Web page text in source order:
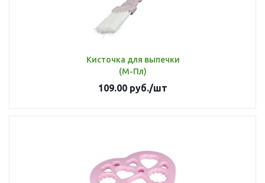
Кисточка для выпечки
(М-Пл)
109.00 руб./шт